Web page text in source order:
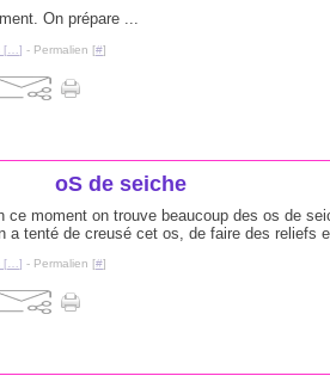
On prépare ...
[ ] - Permalien [#]
oS de seiche
ce moment on trouve beaucoup des os de
a tenté de creusé cet os, de faire des reliefs
[ ] - Permalien [#]